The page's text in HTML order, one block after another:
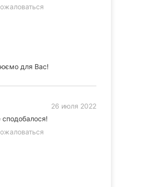
для Вас!
26 июля 2022
сподобалося!